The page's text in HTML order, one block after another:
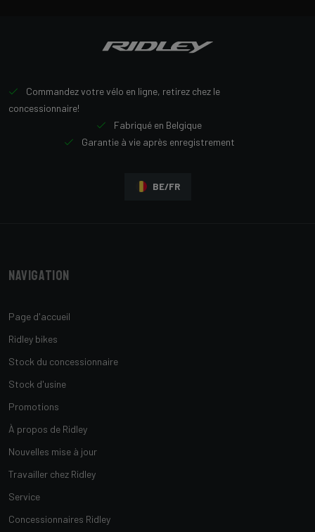
Commandez votre vélo en ligne, retirez chez le
concessionnaire!
Fabriqué en Belgique
Garantie à vie après enregistrement
BE/FR
Navigation
Page d'accueil
Ridley bikes
Stock du concessionnaire
Stock d'usine
Promotions
À propos de Ridley
Nouvelles mise à jour
Travailler chez Ridley
Service
Concessionnaires Ridley